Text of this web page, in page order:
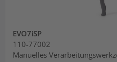
EVO7iSP
110-77002
Manuelles